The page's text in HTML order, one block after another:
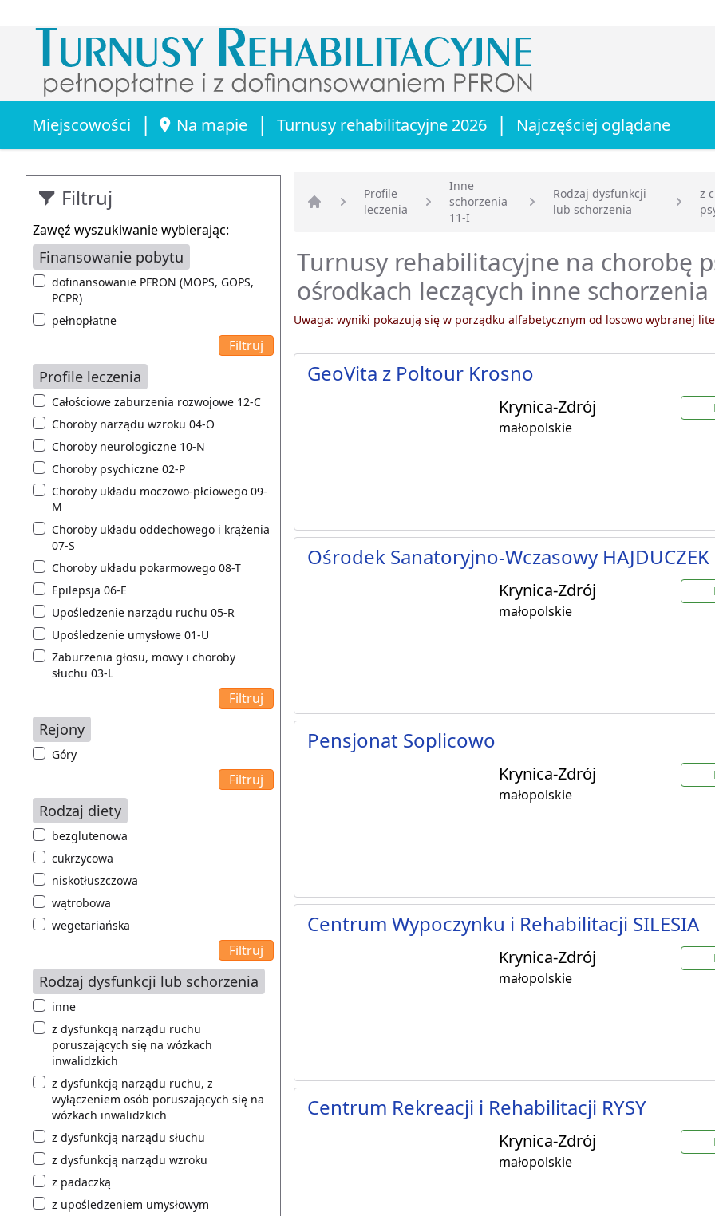
Miejscowości | Na mapie | Turnusy rehabilitacyjne 2026 | Najczęściej oglądane
Filtruj
Zawęź wyszukiwanie wybierając:
Finansowanie pobytu
dofinansowanie PFRON (MOPS, GOPS,
PCPR)
pełnopłatne
Profile leczenia
Całościowe zaburzenia rozwojowe 12-C
Choroby narządu wzroku 04-O
Choroby neurologiczne 10-N
Choroby psychiczne 02-P
Choroby układu moczowo-płciowego 09-
M
Choroby układu oddechowego i krążenia
07-S
Choroby układu pokarmowego 08-T
Epilepsja 06-E
Upośledzenie narządu ruchu 05-R
Upośledzenie umysłowe 01-U
Zaburzenia głosu, mowy i choroby
słuchu 03-L
Rejony
Góry
Rodzaj diety
bezglutenowa
cukrzycowa
niskotłuszczowa
wątrobowa
wegetariańska
Rodzaj dysfunkcji lub schorzenia
inne
z dysfunkcją narządu ruchu
poruszających się na wózkach
inwalidzkich
z dysfunkcją narządu ruchu, z
wyłączeniem osób poruszających się na
wózkach inwalidzkich
z dysfunkcją narządu słuchu
z dysfunkcją narządu wzroku
z padaczką
z upośledzeniem umysłowym
Strona główna
Profile
leczenia
Inne
schorzenia
11-I
Rodzaj dysfunkcji
lub schorzenia
z
Turnusy rehabilitacyjne na chorobę
ośrodkach leczących inne schorzenia
Uwaga: wyniki pokazują się w porządku alfabetycznym od losowo wybranej
GeoVita z Poltour Krosno
Krynica-Zdrój
małopolskie
Ośrodek Sanatoryjno-Wczasowy HAJDUCZEK
Krynica-Zdrój
małopolskie
Pensjonat Soplicowo
Krynica-Zdrój
małopolskie
Centrum Wypoczynku i Rehabilitacji SILESIA
Krynica-Zdrój
małopolskie
Centrum Rekreacji i Rehabilitacji RYSY
Krynica-Zdrój
małopolskie